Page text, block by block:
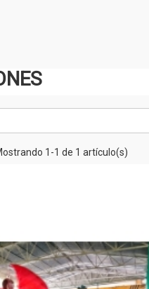
1-1 de 1 artículo(s)